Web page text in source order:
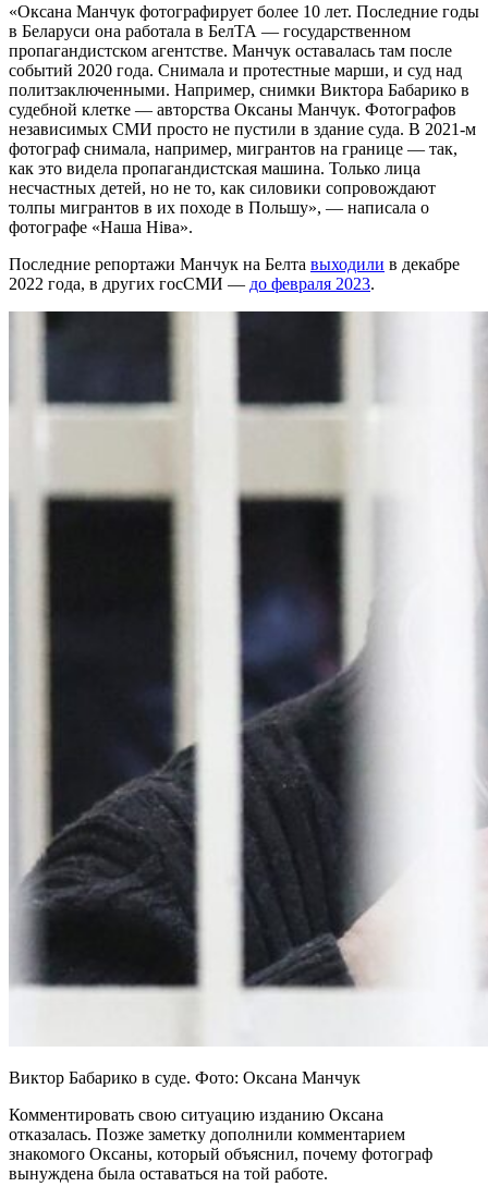
«Оксана Манчук фотографирует более 10 лет. Последние годы
в Беларуси она работала в БелТА — государственном
пропагандистском агентстве. Манчук оставалась там после
событий 2020 года. Снимала и протестные марши, и суд над
политзаключенными. Например, снимки Виктора Бабарико в
судебной клетке — авторства Оксаны Манчук. Фотографов
независимых СМИ просто не пустили в здание суда. В 2021-м
фотограф снимала, например, мигрантов на границе — так,
как это видела пропагандистская машина. Только лица
несчастных детей, но не то, как силовики сопровождают
толпы мигрантов в их походе в Польшу», — написала о
фотографе «Наша Ніва».
Последние репортажи Манчук на Белта выходили в декабре
2022 года, в других госСМИ — до февраля 2023.
Виктор Бабарико в суде. Фото: Оксана Манчук
Комментировать свою ситуацию изданию Оксана
отказалась. Позже заметку дополнили комментарием
знакомого Оксаны, который объяснил, почему фотограф
вынуждена была оставаться на той работе.